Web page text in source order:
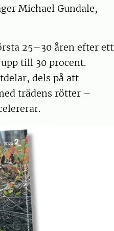
Michael Gundale,
25–30 åren efter ett
till 30 procent.
dels på att
trädens rötter –